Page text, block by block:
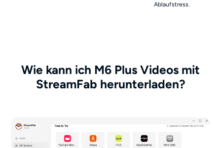
Ablaufstress.
Wie kann ich M6 Plus Videos mit
StreamFab herunterladen?